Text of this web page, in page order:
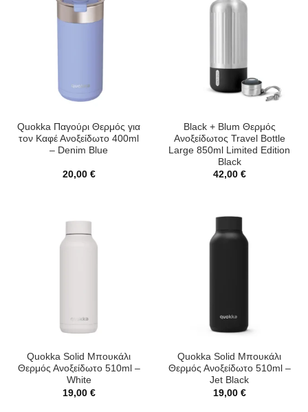
Quokka Παγούρι Θερμός για
τον Καφέ Ανοξείδωτο 400ml
– Denim Blue
20,00 €
Black + Blum Θερμός
Ανοξείδωτος Travel Bottle
Large 850ml Limited Edition
Black
42,00 €
Quokka Solid Μπουκάλι
Θερμός Ανοξείδωτο 510ml –
White
19,00 €
Quokka Solid Μπουκάλι
Θερμός Ανοξείδωτο 510ml –
Jet Black
19,00 €